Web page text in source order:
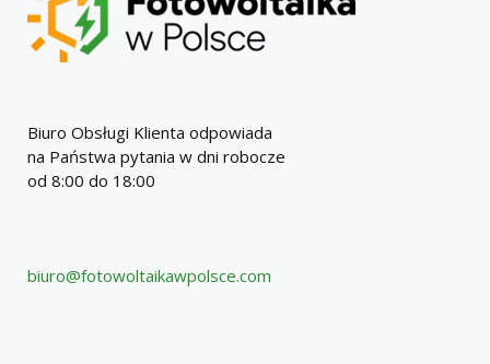
Biuro Obsługi Klienta odpowiada
na Państwa pytania w dni robocze
od 8:00 do 18:00
biuro@fotowoltaikawpolsce.com